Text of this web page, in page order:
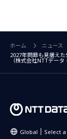
ホーム
ニュース
2027年問題も見据え
（株式会社NTTデー
Global Select